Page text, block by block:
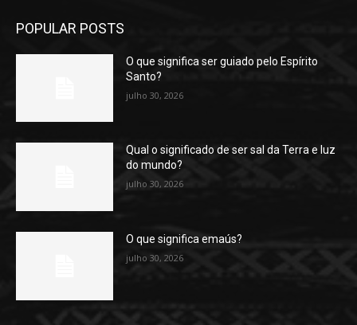
POPULAR POSTS
O que significa ser guiado pelo Espírito
Santo?
julho 30, 2026
Qual o significado de ser sal da Terra e luz
do mundo?
julho 30, 2026
O que significa emaús?
julho 30, 2026